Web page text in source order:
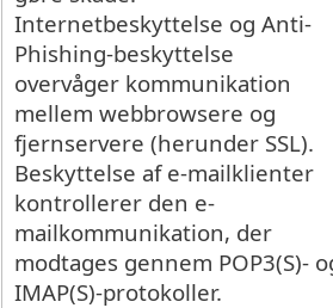
Internetbeskyttelse og Anti-
Phishing-beskyttelse
overvåger kommunikation
mellem webbrowsere og
fjernservere (herunder SSL).
Beskyttelse af e-mailklienter
kontrollerer den e-
mailkommunikation, der
modtages gennem POP3(S)-
IMAP(S)-protokoller.